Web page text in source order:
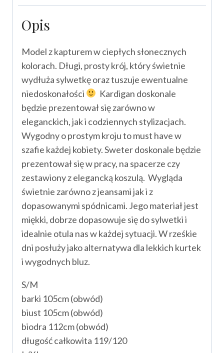
Opis
Model z kapturem w ciepłych słonecznych
kolorach. Długi, prosty krój, który świetnie
wydłuża sylwetkę oraz tuszuje ewentualne
niedoskonałości
Kardigan doskonale
będzie prezentował się zarówno w
eleganckich, jak i codziennych stylizacjach.
Wygodny o prostym kroju to must have w
szafie każdej kobiety. Sweter doskonale będzie
prezentował się w pracy, na spacerze czy
zestawiony z elegancką koszulą. Wygląda
świetnie zarówno z jeansami jak i z
dopasowanymi spódnicami. Jego materiał jest
miękki, dobrze dopasowuje się do sylwetki i
idealnie otula nas w każdej sytuacji. W rześkie
dni posłuży jako alternatywa dla lekkich kurtek
i wygodnych bluz.
S/M
barki 105cm (obwód)
biust 105cm (obwód)
biodra 112cm (obwód)
długość całkowita 119/120